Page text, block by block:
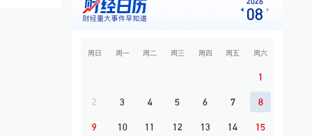
倍
10 广州市属国资券商万联证券控股长安基金
08
周日 周一 周二 周三 周四 周五 周六
1
2 3 4 5 6 7 8
9 10 11 12 13 14 15